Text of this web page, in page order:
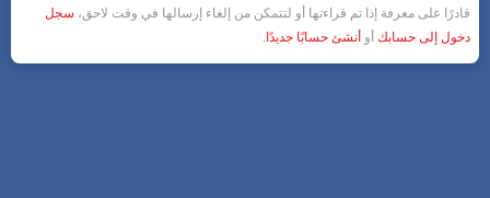
قادرًا على معرفة إذا تم قراءتها أو لتتمكن من إلغاء إرسالها في وقت لاحق، سجل
دخول إلى حسابك أو أنشئ حسابًا جديدًا .